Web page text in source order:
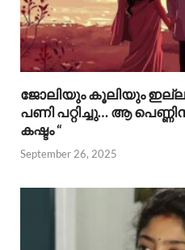
ജോലിയും കൂലിയും
പണി പറ്റിച്ചു… ആ
കഷ്ടം “
September 26, 2025